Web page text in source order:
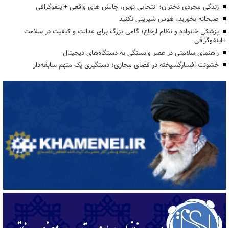
زندگی مجردی دختران؛ انتخابی نوین، چالش های واقعی +اینفوگرافی
صبحانه بخورید، هوس شیرینی نکنید
پزشکی خانواده و نظام ارجاع؛ گامی بزرگ برای عدالت و کیفیت در سلامت
+اینفوگرافی
راهنمای سلامتی در عصر وابستگی به دستگاه‌های دیجیتال
خشونت افسارگسیخته در فضای مجازی؛ دستگیری یک متهم سابقه‌دار